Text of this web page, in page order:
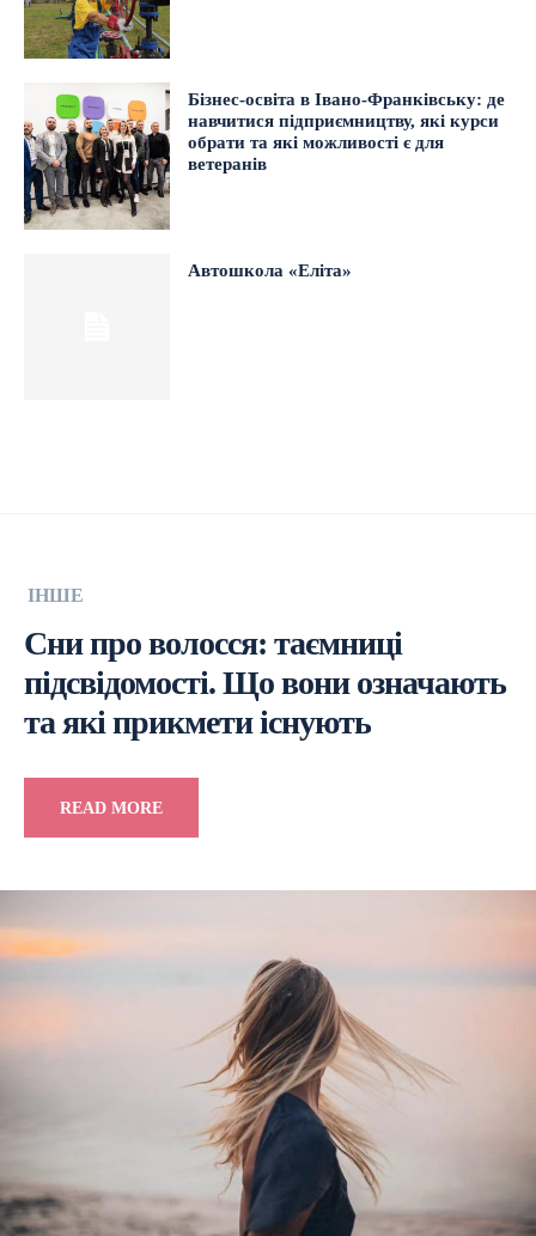
Бізнес-освіта в Івано-Франківську: де
навчитися підприємництву, які курси
обрати та які можливості є для
ветеранів
Автошкола «Еліта»